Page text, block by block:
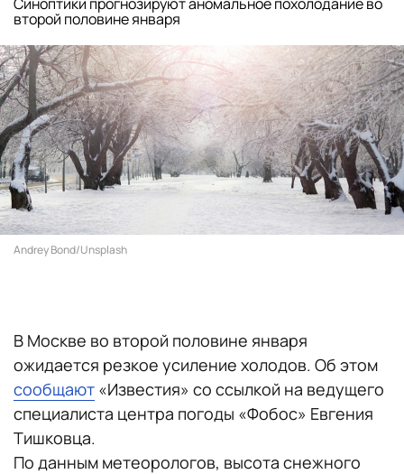
второй половине января
Andrey Bond/Unsplash
В Москве во второй половине января
ожидается резкое усиление холодов. Об этом
сообщают «Известия» со ссылкой на ведущего
специалиста центра погоды «Фобос» Евгения
Тишковца.
По данным метеорологов, высота снежного